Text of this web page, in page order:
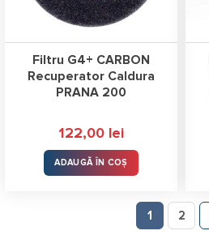
Filtru G4+ CARBON
Recuperator Caldura
PRANA 200
122,00 lei
ADAUGĂ ÎN COȘ
1 2